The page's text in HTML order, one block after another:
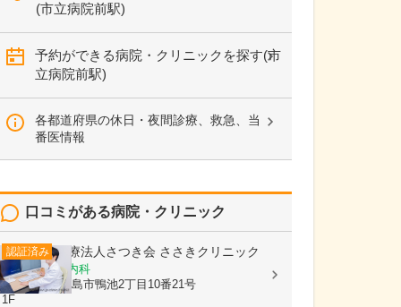
(市立病院前駅)
予約ができる病院・クリニックを探す(市
立病院前駅)
各都道府県の休日・夜間診療、救急、当
番医情報
口コミがある病院・クリニック
認証済み 医療法人さつき会 ささきクリニック
内科, 循環器内科
鹿児島県鹿児島市鴨池2丁目10番21号
1F